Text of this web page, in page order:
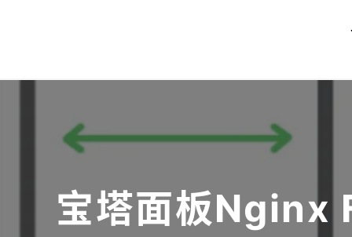
宝塔面板Nginx